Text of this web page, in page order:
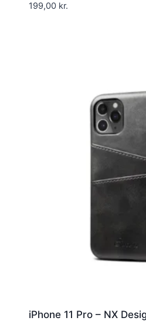
199,00 kr.
iPhone 11 Pro – NX